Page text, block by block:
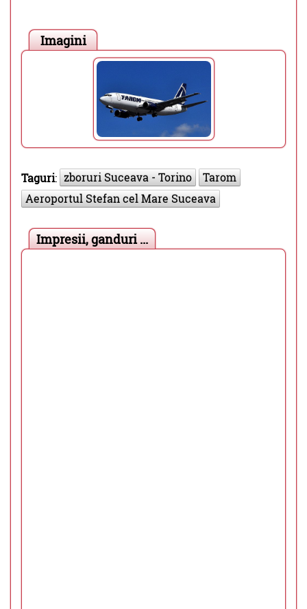
Imagini
Taguri: zboruri Suceava - Torino
Tarom
Aeroportul Stefan cel Mare Suceava
Impresii, ganduri ...